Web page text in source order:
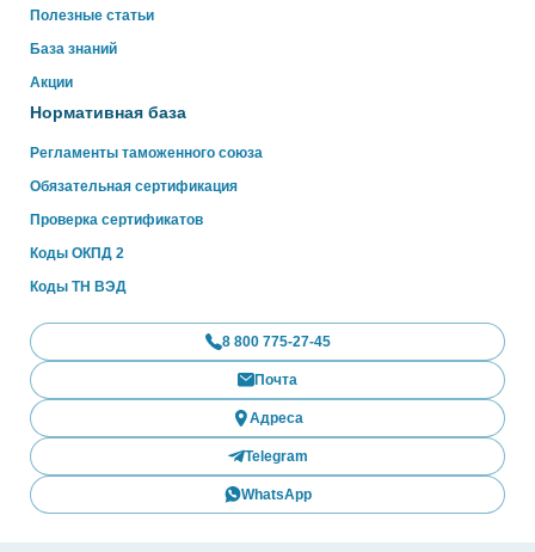
Полезные статьи
База знаний
Акции
Нормативная база
Регламенты таможенного союза
Обязательная сертификация
Проверка сертификатов
Коды ОКПД 2
Коды ТН ВЭД
8 800 775-27-45
Почта
Адреса
Telegram
WhatsApp